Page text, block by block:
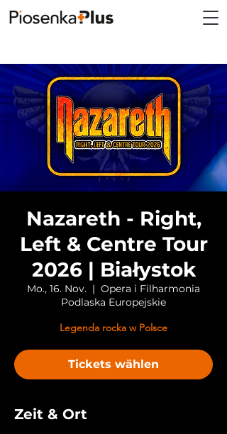
Nazareth - Right,
Left & Centre Tour
2026 | Białystok
Mo., 16. Nov.
  |
Opera i Filharmonia
Podlaska Europejskie
Legenda rocka w Polsce
Tickets wählen
Zeit & Ort